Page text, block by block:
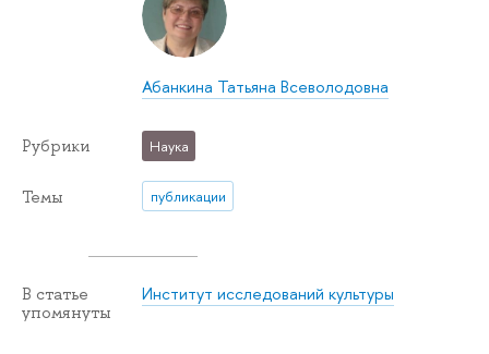
Абанкина Татьяна Всеволодовна
Рубрики Наука
Темы публикации
В статье
упомянуты
Институт исследований культуры